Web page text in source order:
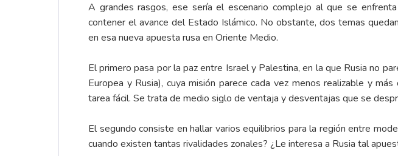
A grandes rasgos, ese sería el escenario complejo al que se
contener el avance del Estado Islámico. No obstante, dos temas
en esa nueva apuesta rusa en Oriente Medio.
El primero pasa por la paz entre Israel y Palestina, en la que Rusia no
Europea y Rusia), cuya misión parece cada vez menos realizable y
tarea fácil. Se trata de medio siglo de ventaja y desventajas que se
El segundo consiste en hallar varios equilibrios para la región entre
cuando existen tantas rivalidades zonales? ¿Le interesa a Rusia tal